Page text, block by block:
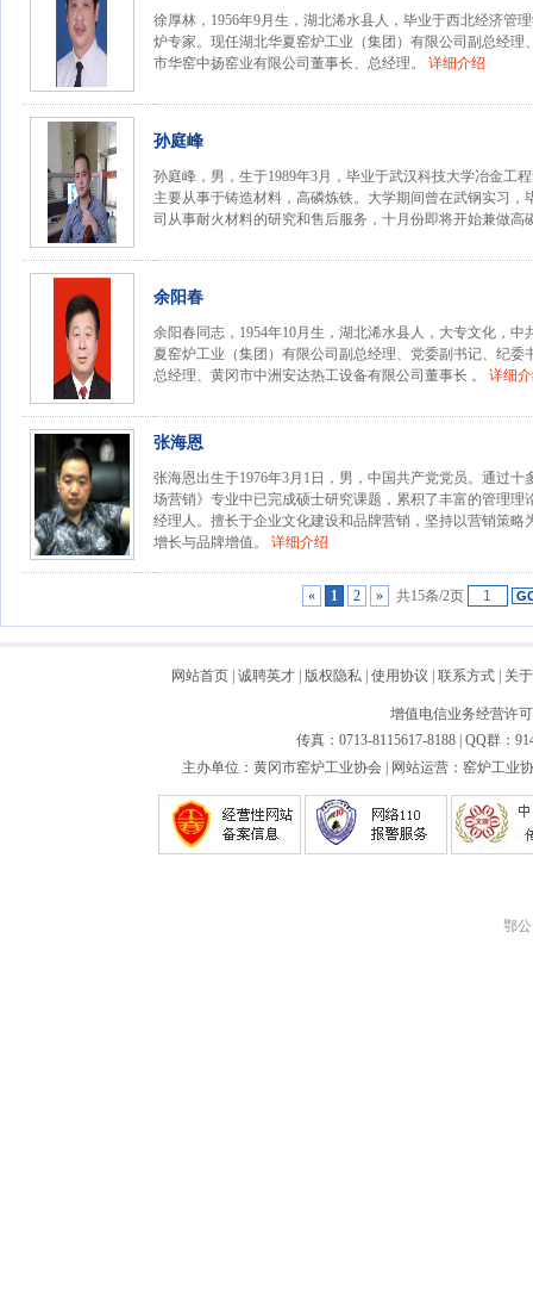
徐厚林，1956年9月生，湖北浠水县人，毕业于西北经济管
炉专家。现任湖北华夏窑炉工业（集团）有限公司副总经
市华窑中扬窑业有限公司董事长、总经理。 详细介绍
孙庭峰
孙庭峰，男，生于1989年3月，毕业于武汉科技大学冶金工
主要从事于铸造材料，高磷炼铁。大学期间曾在武钢实习
司从事耐火材料的研究和售后服务，十月份即将开始兼做高
余阳春
余阳春同志，1954年10月生，湖北浠水县人，大专文化，
夏窑炉工业（集团）有限公司副总经理、党委副书记、纪
总经理、黄冈市中洲安达热工设备有限公司董事长 。 详细
张海恩
张海恩出生于1976年3月1日，男，中国共产党党员。通过
场营销》专业中已完成硕士研究课题，累积了丰富的管理
经理人。擅长于企业文化建设和品牌营销，坚持以营销策
增长与品牌增值。 详细介绍
« 1 2 » 共15条/2页
网站首页 诚聘英才 版权隐私 使用协议 联系方式 关
增值电信业务经营许
传真：0713-8115617-8188 | QQ群：
主办单位：黄冈市窑炉工业协会 | 网站运营：窑炉工业
鄂公